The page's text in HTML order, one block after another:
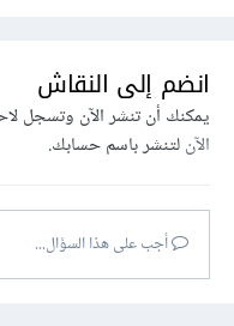
انضم إلى النقاش
يمكنك أن تنشر الآن وتسجل
الآنلتنشر باسم حسابك.
أجب على هذا السؤال...